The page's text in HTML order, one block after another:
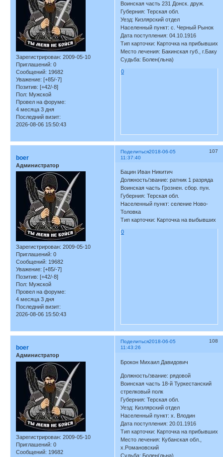
Зарегистрирован: 2009-05-10
Приглашений: 0
Сообщений: 19682
Уважение: [+85/-7]
Позитив: [+42/-8]
Пол: Мужской
Провел на форуме:
4 месяца 3 дня
Последний визит:
2026-08-06 15:50:43
Воинская часть 231 Донск. друж.
Губерния: Терская обл.
Уезд: Кизлярский отдел
Населенный пункт: с. Черный Рынок
Дата поступления: 04.10.1916
Тип карточки: Карточка на прибывших
Место лечения: Бакинская губ., г.Баку
Судьба: Болен(льна)
0
Поделиться 107
2018-06-05
11:37:40
boer
Администратор
Зарегистрирован: 2009-05-10
Приглашений: 0
Сообщений: 19682
Уважение: [+85/-7]
Позитив: [+42/-8]
Пол: Мужской
Провел на форуме:
4 месяца 3 дня
Последний визит:
2026-08-06 15:50:43
Бацин Иван Никитич
Должность/звание: ратник 1 разряда
Воинская часть Грознен. сбор. пун.
Губерния: Терская обл.
Населенный пункт: селение Ново-
Толовка
Тип карточки: Карточка на выбывших
0
Поделиться 108
2018-06-05
11:43:26
boer
Администратор
Зарегистрирован: 2009-05-10
Приглашений: 0
Сообщений: 19682
Брокон Михаил Давидович
Должность/звание: рядовой
Воинская часть 18-й Туркестанский
стрелковый полк
Губерния: Терская обл.
Уезд: Кизлярский отдел
Населенный пункт: х. Влодин
Дата поступления: 20.01.1916
Тип карточки: Карточка на прибывших
Место лечения: Кубанская обл.,
х.Романовский
Судьба: Болен(льна)